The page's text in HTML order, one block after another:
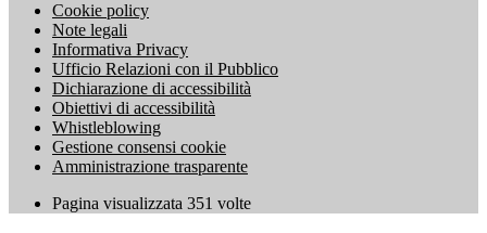
Cookie policy
Note legali
Informativa Privacy
Ufficio Relazioni con il Pubblico
Dichiarazione di accessibilità
Obiettivi di accessibilità
Whistleblowing
Gestione consensi cookie
Amministrazione trasparente
Pagina visualizzata 351 volte